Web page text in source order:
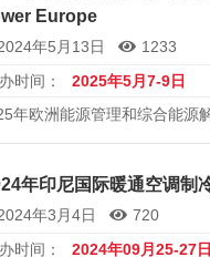
Europe
年5月13日
1233
时间：
2025年5月7-9日
年欧洲能源管理和综合能源
年印尼国际暖通空调制
年3月4日
720
时间：
2024年09月25-27日